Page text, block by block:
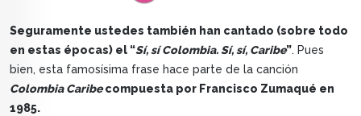
Seguramente ustedes también han cantado (sobre todo
en estas épocas) el “Sí, sí Colombia. Sí, sí, Caribe”. Pues
bien, esta famosísima frase hace parte de la canción
Colombia Caribecompuesta por Francisco Zumaqué en
1985.